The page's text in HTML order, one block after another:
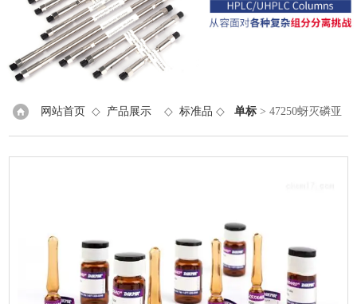
网站首页 ◇ 产品展示 ◇标准品 ◇单标 > 47250蚜灭磷亚
砜[20300-00-9]Vamidothion-sulfoxide 100 μg/mL在乙腈中，1 mL